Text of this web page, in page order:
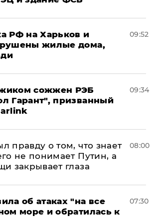
РФ на Харьков и
жилые дома,
09:52
сожжен РЭБ
Гарант", призванный
09:34
правду о том, что знает
не понимает Путин, а
закрывает глаза
08:00
об атаках "на все
море и обратилась к
07:30